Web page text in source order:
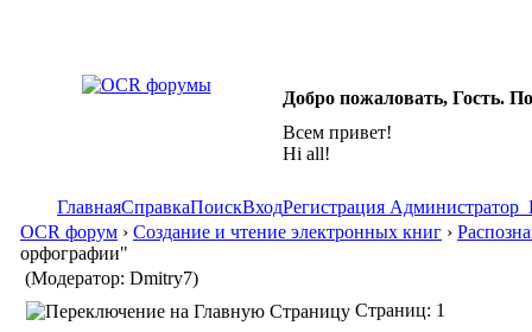
Добро пожаловать, Гость.
Всем привет!
Hi all!
ГлавнаяСправкаПоискВходРегистрация Администратор
OCR форум › Создание и чтение электронных книг ›
орфографии"
(Модератор: Dmitry7)
Страниц: 1